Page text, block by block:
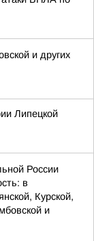
и других
Липецкой
России
в
Курской,
и